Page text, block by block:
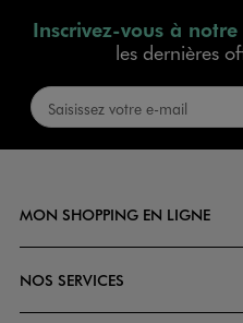
Inscrivez-vous à
les dernières
MON SHOPPING EN LIGNE
NOS SERVICES